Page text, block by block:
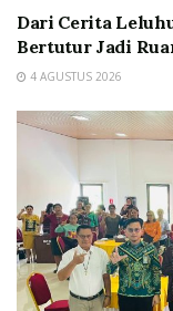
Dari Cerita
Bertutur Jadi
4 AGUSTUS 2026